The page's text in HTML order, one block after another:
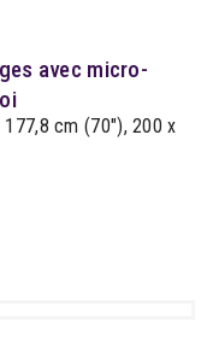
avec micro-
cm (70"), 200 x